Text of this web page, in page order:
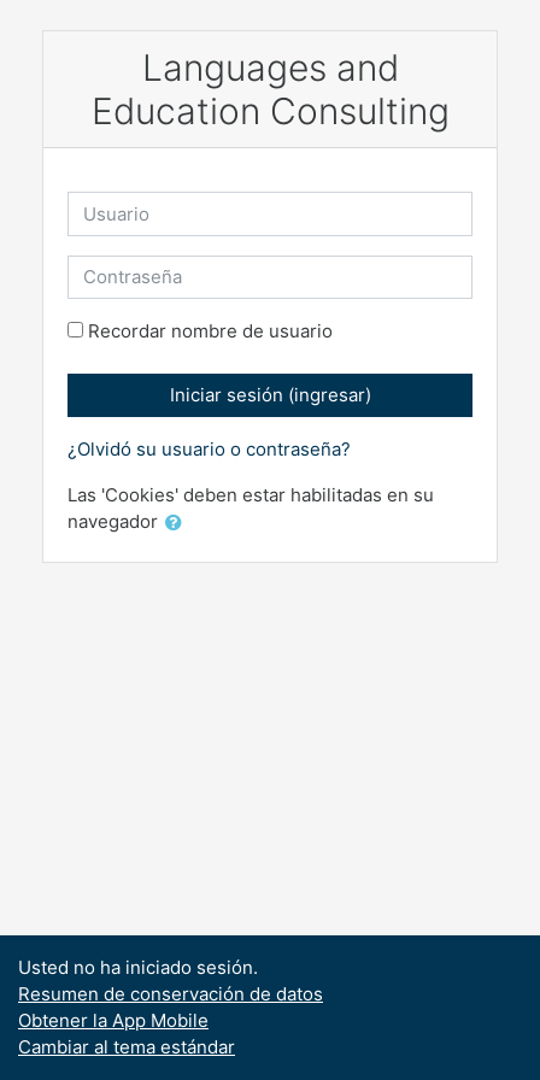
Languages and
Education Consulting
Usuario
Contraseña
Recordar nombre de usuario
Iniciar sesión (ingresar)
¿Olvidó su usuario o contraseña?
Las 'Cookies' deben estar habilitadas en su
navegador
Usted no ha iniciado sesión.
Resumen de conservación de datos
Obtener la App Mobile
Cambiar al tema estándar